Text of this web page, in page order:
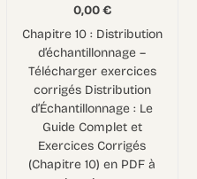
0,00€
Chapitre 10 : Distribution
d’échantillonnage –
Télécharger exercices
corrigés Distribution
d’Échantillonnage : Le
Guide Complet et
Exercices Corrigés
(Chapitre 10) en PDF à